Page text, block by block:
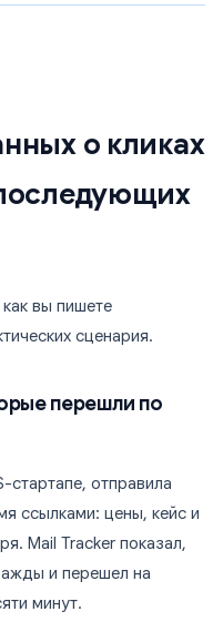
о кликах
вы пишете
сценария.
перешли по
отправила
ссылками: цены, кейс и
Mail Tracker показал,
и перешел на
минут.